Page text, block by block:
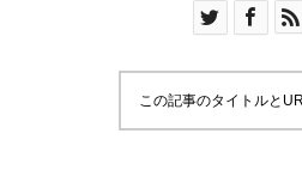
この記事のタイトルと